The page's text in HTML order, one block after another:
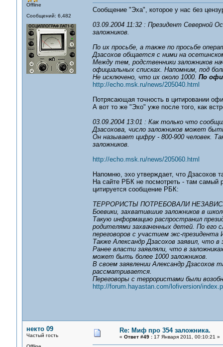
Offline
Сообщений: 6,482
Сообщение "Эха", которое у нас без
03.09.2004 11:32 : Президент Северной
заложников.
По их просьбе, а также по просьбе
Дзасохов общается с ними на
Между тем, родственники заложников
официальных списках. Напомним, под
Не исключено, что их около 1000. По
http://echo.msk.ru/news/205040.html
Потрясающая точность в цитировании
А вот то же "Эхо" уже после того, как
03.09.2004 13:01 : Как только что
Дзасохова, число заложников может
Он называет цифру - 800-900 человек.
заложников.
http://echo.msk.ru/news/205060.html
Напомню, эхо утверждает, что Дзасохов
На сайте РБК не посмотреть - там самый
цитируется сообщение РБК:
ТЕРРОРИСТЫ ПОТРЕБОВАЛИ
Боевики, захватившие заложников в
Такую информацию распространил
родителями захваченных детей. По его
переговоров с участием экс-
Также Александр Дзасохов заявил, что
Ранее власти заявляли, что в
может быть более 1000 заложников.
В своем заявлении Александр Дзасохов
рассматривается.
Переговоры с террористами были
http://forum.hayastan.com/lofiversion/
некто 09
Частый гость
Re: Миф про 354 заложника.
« Ответ #49 :17 Января 2011, 00:10:21 »